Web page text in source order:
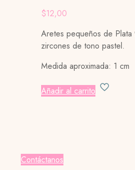
$12,00
Aretes pequeños de
zircones de tono pastel.
Medida aproximada: 1 cm
Añadir al carrito
Contáctanos